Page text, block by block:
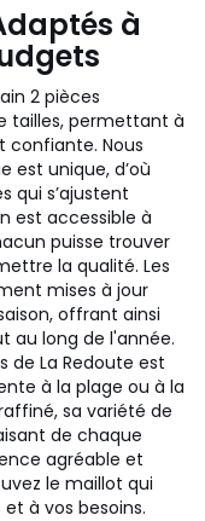
à
2 pièces
tailles, permettant à
confiante. Nous
est unique, d’où
qui s’ajustent
est accessible à
puisse trouver
la qualité. Les
mises à jour
offrant ainsi
au long de l'année.
de La Redoute est
à la plage ou à la
sa variété de
de chaque
agréable et
le maillot qui
à vos besoins.